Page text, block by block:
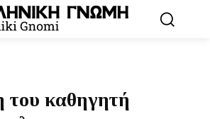
του καθηγητή